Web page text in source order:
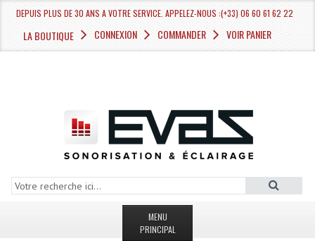
DEPUIS PLUS DE 30 ANS A VOTRE SERVICE. APPELEZ-NOUS :(+33) 06 60 61 62 22
LA BOUTIQUE CONNEXION COMMANDER VOIR PANIER
MENU
PRINCIPAL